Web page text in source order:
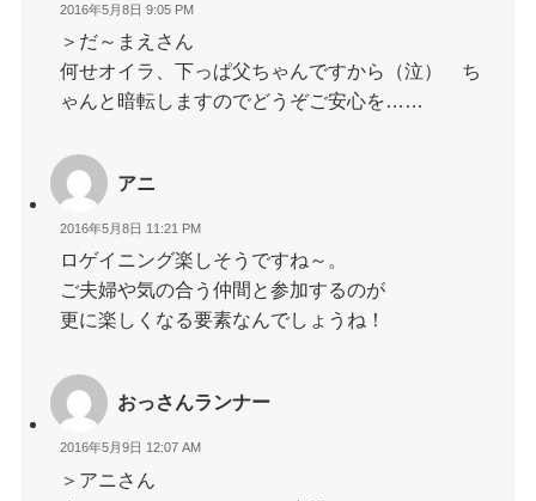
2016年5月8日 9:05 PM
＞だ～まえさん
何せオイラ、下っぱ父ちゃんですから（泣） ち
ゃんと暗転しますのでどうぞご安心を……
アニ
2016年5月8日 11:21 PM
ロゲイニング楽しそうですね～。
ご夫婦や気の合う仲間と参加するのが
更に楽しくなる要素なんでしょうね！
おっさんランナー
2016年5月9日 12:07 AM
＞アニさん